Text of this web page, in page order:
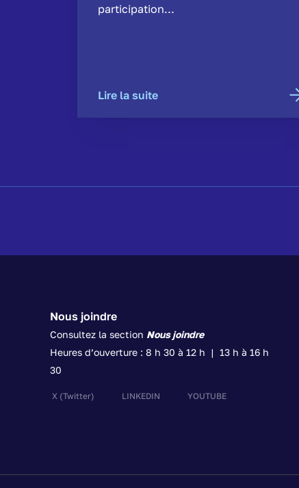
participation...
Lire la suite
Nous joindre
Consultez la section Nous joindre
Heures d’ouverture : 8 h 30 à 12 h | 13 h à 16 h
30
X (Twitter) LINKEDIN YOUTUBE